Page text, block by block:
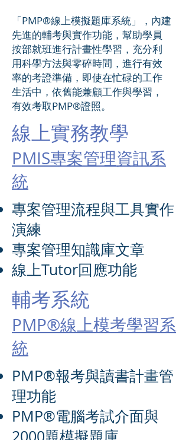
「PMP®線上模擬題庫系統」，內建
先進的輔考與實作功能，幫助學員
按部就班進行計畫性學習，充分利
用科學方法與零碎時間，進行有效
率的考證準備，即使在忙碌的工作
生活中，依舊能兼顧工作與學習，
有效考取PMP®證照。
線上實務教學
PMIS專案管理資訊系
統
專案管理流程與工具實作
演練
專案管理知識庫文章
線上Tutor回應功能
輔考系統
PMP®線上模考學習系
統
PMP®報考與讀書計畫管
理功能
PMP®電腦考試介面與